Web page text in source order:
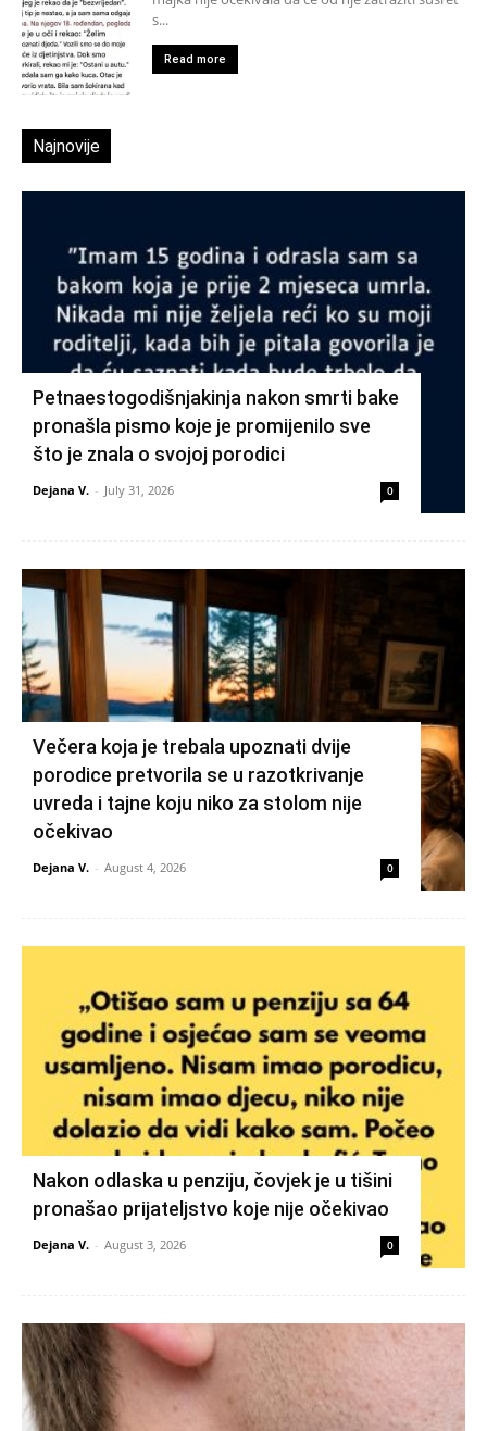
s...
Read more
Najnovije
Petnaestogodišnjakinja nakon smrti bake
pronašla pismo koje je promijenilo sve
što je znala o svojoj porodici
Dejana V. - July 31, 2026 0
Večera koja je trebala upoznati dvije
porodice pretvorila se u razotkrivanje
uvreda i tajne koju niko za stolom nije
očekivao
Dejana V. - August 4, 2026 0
Nakon odlaska u penziju, čovjek je u tišini
pronašao prijateljstvo koje nije očekivao
Dejana V. - August 3, 2026 0